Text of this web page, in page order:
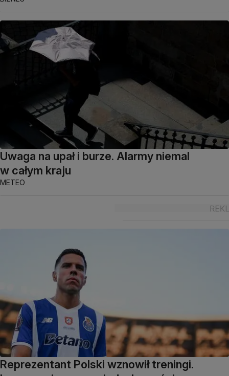
Uwaga na upał i burze. Alarmy niemal
w całym kraju
METEO
Reprezentant Polski wznowił treningi.